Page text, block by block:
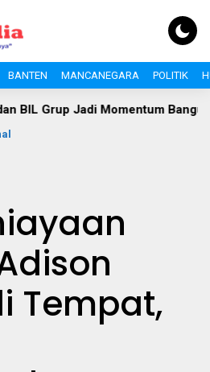
BANTEN MANCANEGARA POLITIK
Jadi Momentum Bangun Sinergi
Tempat,